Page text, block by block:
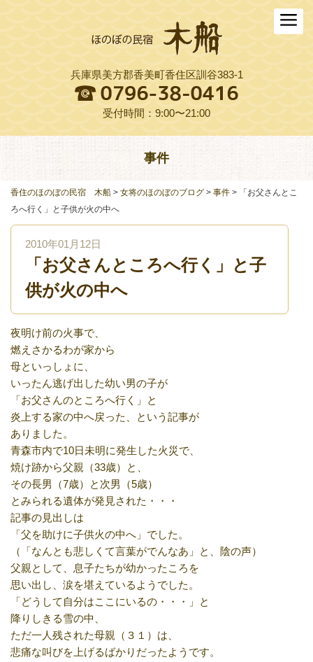
兵庫県美方郡香美町香住区訓谷383-1
受付時間：9:00〜21:00
よくある質問
お役立ちリンク集
ご予約プラン一覧
事件
香住のほのぼの民宿 木船 > 女将のほのぼのブログ > 事件 >
「お父さんとこ
ろへ行く」と子供が火の中へ
2010年01月12日
「お父さんところへ行く」と子
供が火の中へ
夜明け前の火事で、
燃えさかるわが家から
母といっしょに、
いったん逃げ出した幼い男の子が
「お父さんのところへ行く」と
炎上する家の中へ戻った、という記事が
ありました。
青森市内で10日未明に発生した火災で、
焼け跡から父親（33歳）と、
その長男（7歳）と次男（5歳）
とみられる遺体が発見された・・・
記事の見出しは
「父を助けに子供火の中へ」でした。
（「なんとも悲しくて言葉がでんなあ」と、陰の声）
父親として、息子たちが幼かったころを
思い出し、涙を堪えているようでした。
「どうして自分はここにいるの・・・」と
降りしきる雪の中、
ただ一人残された母親（３１）は、
悲痛な叫びを上げるばかりだったようです。